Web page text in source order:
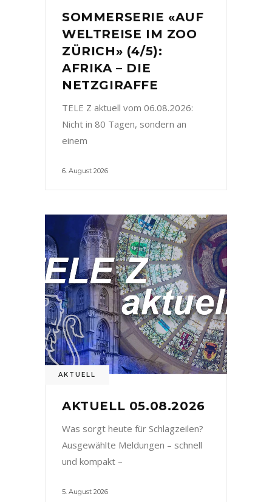
SOMMERSERIE «AUF
WELTREISE IM ZOO
ZÜRICH» (4/5):
AFRIKA – DIE
NETZGIRAFFE
TELE Z aktuell vom 06.08.2026:
Nicht in 80 Tagen, sondern an
einem
6. August 2026
AKTUELL
AKTUELL 05.08.2026
Was sorgt heute für Schlagzeilen?
Ausgewählte Meldungen – schnell
und kompakt –
5. August 2026